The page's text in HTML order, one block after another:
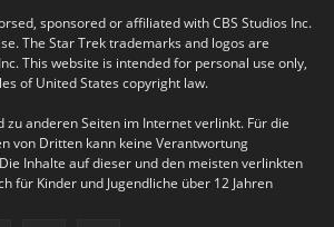
sponsored or affiliated with CBS Studios Inc.
The Star Trek trademarks and logos are
This website is intended for personal use only,
of United States copyright law.
zu anderen Seiten im Internet verlinkt. Für die
von Dritten kann keine Verantwortung
Inhalte auf dieser und den meisten verlinkten
für Kinder und Jugendliche über 12 Jahren